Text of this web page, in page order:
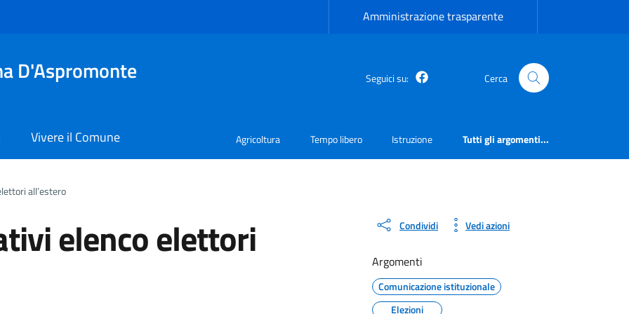
Amministrazione trasparente
D'Aspromonte Seguici su: Facebook Cerca
Vivere il Comune Agricoltura Tempo libero Istruzione Tutti gli argomenti...
all’estero
elenco elettori Condividi Vedi azioni
Argomenti
Comunicazione istituzionale
Elezioni